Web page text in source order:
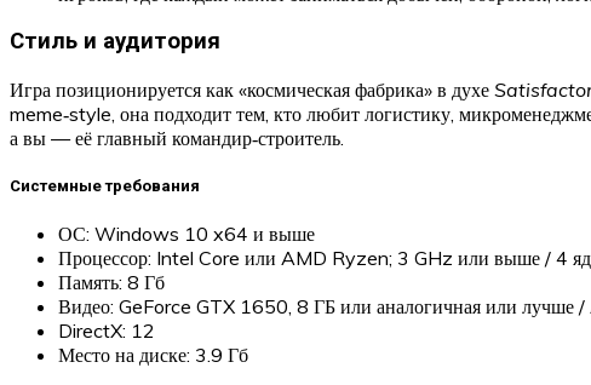
Стиль и аудитория
Игра позиционируется как «космическая фабрика» в духе
meme‑style, она подходит тем, кто любит логистику,
а вы — её главный командир‑строитель.
Системные требования
ОС: Windows 10 x64 и выше
Процессор: Intel Core или AMD Ryzen; 3 GHz или выше / 4
Память: 8 Гб
Видео: GeForce GTX 1650, 8 ГБ или аналогичная или лучше
DirectX: 12
Место на диске: 3.9 Гб